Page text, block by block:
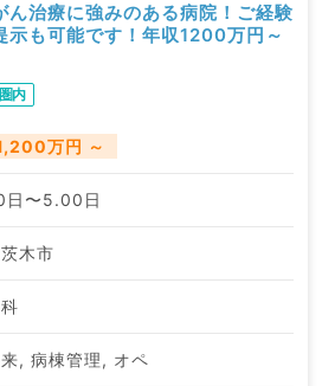
ん治療に強みのある病院！ご経験
示も可能です！年収1200万円～
内
万円 ～
〜5.00日
木市
, 病棟管理, オペ